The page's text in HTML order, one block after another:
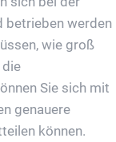
betrieben werden
wie groß
die
Sie sich mit
genauere
können.